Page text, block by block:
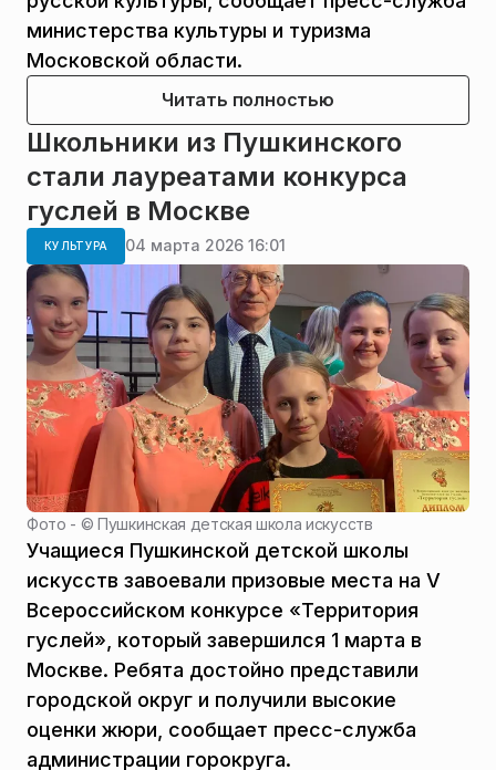
министерства культуры и туризма
Московской области.
Читать полностью
Школьники из Пушкинского
стали лауреатами конкурса
гуслей в Москве
КУЛЬТУРА 04 марта 2026 16:01
Фото - ©Пушкинская детская школа искусств
Учащиеся Пушкинской детской школы
искусств завоевали призовые места на V
Всероссийском конкурсе «Территория
гуслей», который завершился 1 марта в
Москве. Ребята достойно представили
городской округ и получили высокие
оценки жюри, сообщает пресс-служба
администрации горокруга.